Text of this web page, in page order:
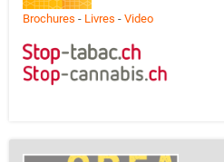
Brochures - Livres - Video